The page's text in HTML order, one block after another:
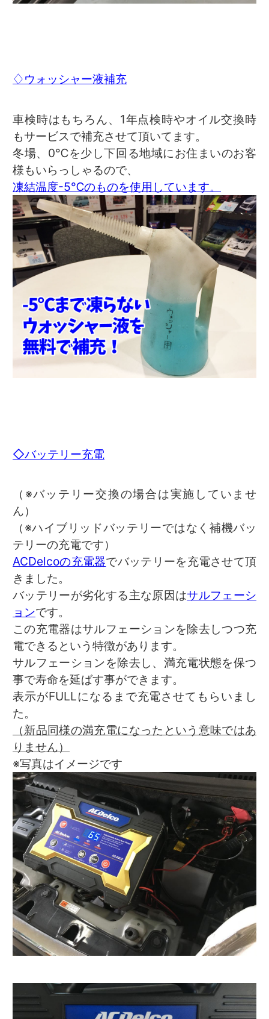
♢ウォッシャー液補充
車検時はもちろん、1年点検時やオイル交換時
もサービスで補充させて頂いてます。
冬場、0℃を少し下回る地域にお住まいのお客
様もいらっしゃるので、
凍結温度-5℃のものを使用しています。
◇バッテリー充電
（※バッテリー交換の場合は実施していませ
ん）
（※ハイブリッドバッテリーではなく補機バッ
テリーの充電です）
ACDelcoの充電器でバッテリーを充電させて頂
きました。
バッテリーが劣化する主な原因はサルフェーシ
ョンです。
この充電器はサルフェーションを除去しつつ充
電できるという特徴があります。
サルフェーションを除去し、満充電状態を保つ
事で寿命を延ばす事ができます。
表示がFULLになるまで充電させてもらいまし
た。
（新品同様の満充電になったという意味ではあ
りません）
※写真はイメージです